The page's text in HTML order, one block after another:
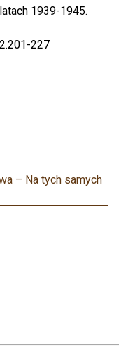
1939-1945.
227
– Na tych samych